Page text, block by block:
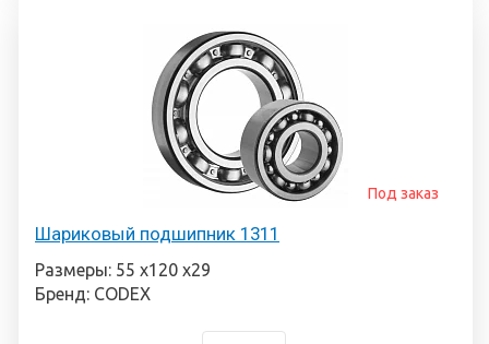
Шариковый подшипник 1311
Под заказ
Размеры: 55 х120 х29
Бренд: CODEX